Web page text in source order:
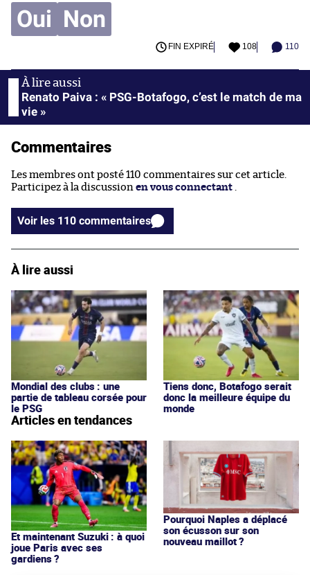
Oui Non
FIN EXPIRÉ 108 110
Renato Paiva : « PSG-Botafogo, c’est le match de ma
vie »
Commentaires
Les membres ont posté 110 commentaires sur cet article.
Participez à la discussion en vous connectant
Voir les 110 commentaires
À lire aussi
Mondial des clubs : une
partie de tableau corsée pour
le PSG
Tiens donc, Botafogo serait
donc la meilleure équipe du
monde
Articles en tendances
Et maintenant Suzuki : à quoi
joue Paris avec ses
gardiens ?
Pourquoi Naples a déplacé
son écusson sur son
nouveau maillot ?